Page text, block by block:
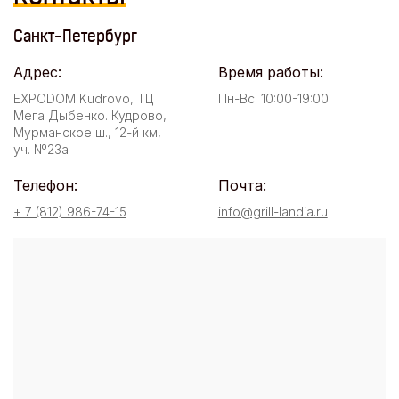
Санкт-Петербург
Адрес:
EXPODOM Kudrovo, ТЦ
Мега Дыбенко. Кудрово,
Мурманское ш., 12-й км,
уч. №23а
Время работы:
Пн-Вс: 10:00-19:00
Телефон:
+ 7 (812) 986-74-15
Почта:
info@grill-landia.ru